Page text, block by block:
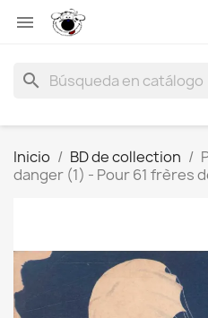

search
Inicio BD de collection
danger (1) - Pour 61 frères